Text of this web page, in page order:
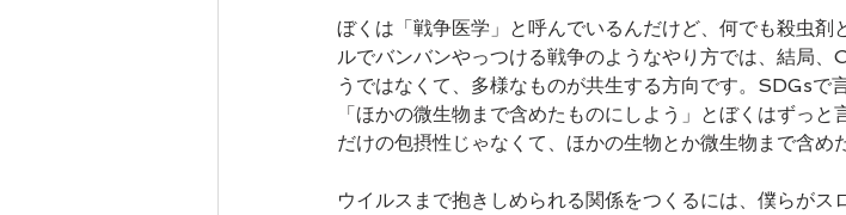
ぼくは「戦争医学」と呼んでいるんだけど、何でも殺虫剤
ルでバンバンやっつける戦争のようなやり方では、結局
うではなくて、多様なものが共生する方向です。SDGsで
「ほかの微生物まで含めたものにしよう」とぼくはずっ
だけの包摂性じゃなくて、ほかの生物とか微生物まで含め
ウイルスまで抱きしめられる関係をつくるには、僕らが